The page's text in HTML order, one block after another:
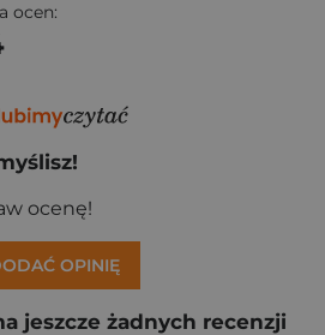
ocen:
ocenę!
OPINIĘ
jeszcze żadnych recenzji